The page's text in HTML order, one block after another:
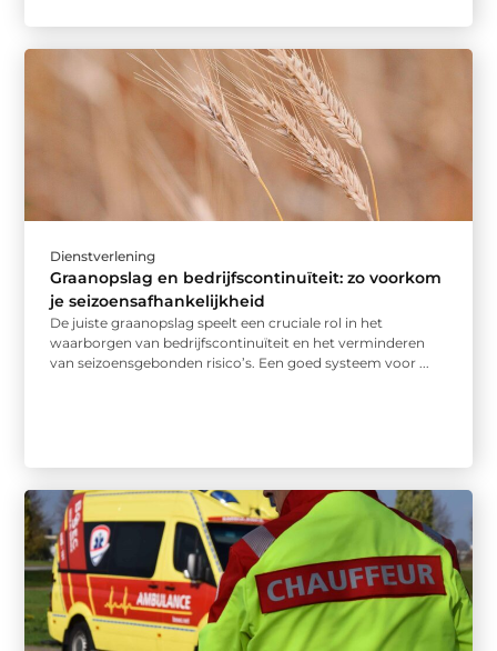
Dienstverlening
Graanopslag en bedrijfscontinuïteit: zo voorkom
je seizoensafhankelijkheid
De juiste graanopslag speelt een cruciale rol in het
waarborgen van bedrijfscontinuïteit en het verminderen
van seizoensgebonden risico’s. Een goed systeem voor ...